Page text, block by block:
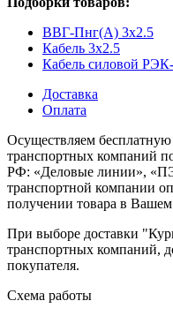
ВВГ-Пнг(A) 3x2.5
Кабель 3x2.5
Кабель силовой
Доставка
Оплата
Осуществляем бесплатную
транспортных компаний
РФ: «Деловые линии»,
транспортной компании
получении товара в Вашем
При выборе доставки
транспортных компаний,
покупателя.
Схема работы